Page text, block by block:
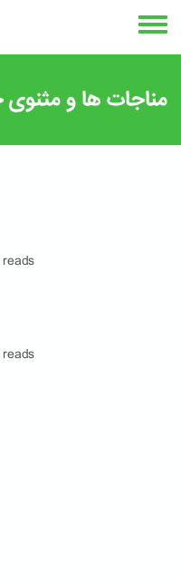
مناجات ها و مثنوی